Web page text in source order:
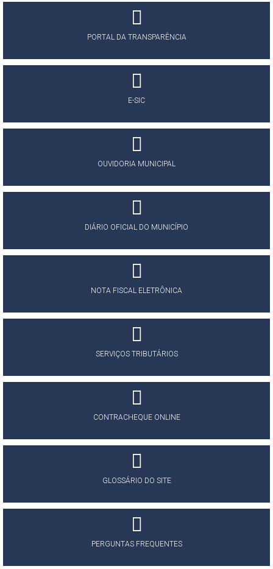
PORTAL DA TRANSPARÊNCIA
E-SIC
OUVIDORIA MUNICIPAL
DIÁRIO OFICIAL DO MUNICÍPIO
NOTA FISCAL ELETRÔNICA
SERVIÇOS TRIBUTÁRIOS
CONTRACHEQUE ONLINE
GLOSSÁRIO DO SITE
PERGUNTAS FREQUENTES